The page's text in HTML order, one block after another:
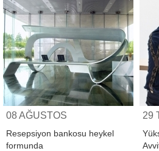
08 AĞUSTOS
Resepsiyon bankosu heykel
formunda
29